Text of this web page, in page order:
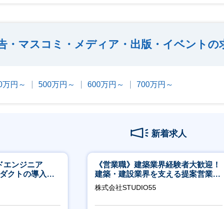
・マスコミ・メディア・出版・イベントの
万円～ 500万円～ 600万円～ 700万円～
新着求人
エンジニア
クトの導入サ
土日祝休／直
《営業職》建築業界経験者大歓迎！
建築・建設業界を支える提案営業職
│年休125日◎フレックス
株式会社STUDIO55